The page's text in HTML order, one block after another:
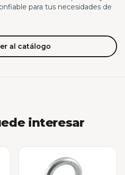
para tus necesidades de
al catálogo
interesar